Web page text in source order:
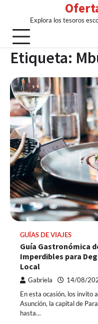
content
Explora los tesoros
Etiqueta:
GUÍAS DE VIAJES
Guía Gastronómica
Imperdibles para
Local
Gabriela 14/08/
En esta ocasión, los invito
Asunción, la capital de
hasta…